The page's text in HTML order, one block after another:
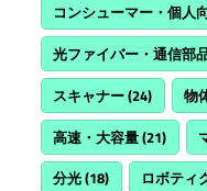
コンシューマー・個人
光ファイバー・通信部
スキャナー(24) 物
高速・大容量(21)
分光(18) ロボティ